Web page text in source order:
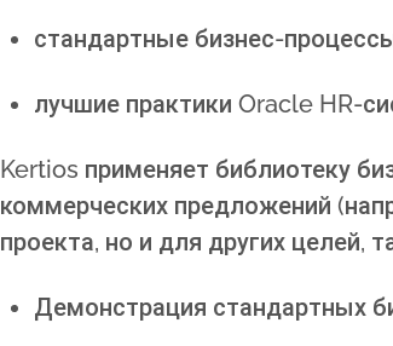
стандартные бизнес-
лучшие практики Oracle HR-
Kertios применяет библиотеку
коммерческих предложений
проекта, но и для других целей,
Демонстрация стандартных